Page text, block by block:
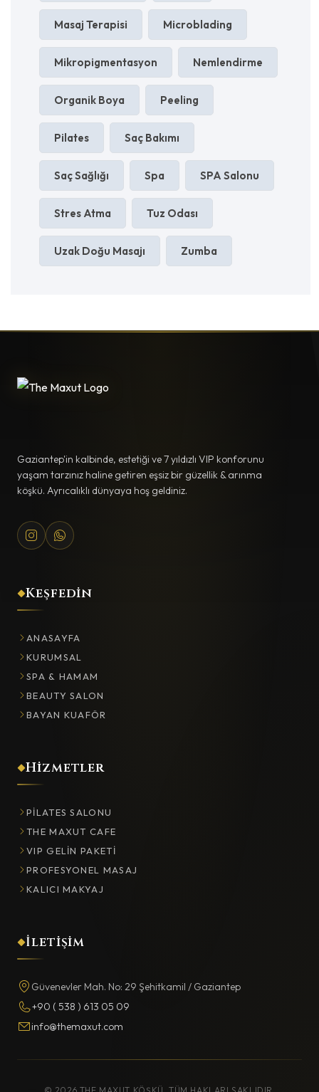
Masaj Terapisi Microblading
Mikropigmentasyon Nemlendirme
Organik Boya Peeling
Pilates Saç Bakımı
Saç Sağlığı Spa SPA Salonu
Stres Atma Tuz Odası
Uzak Doğu Masajı Zumba
Gaziantep'in kalbinde, estetiği ve 7 yıldızlı VIP konforunu
yaşam tarzınız haline getiren eşsiz bir güzellik & arınma
köşkü. Ayrıcalıklı dünyaya hoş geldiniz.
Keşfedin
ANASAYFA
KURUMSAL
SPA & HAMAM
BEAUTY SALON
BAYAN KUAFÖR
Hizmetler
PILATES SALONU
THE MAXUT CAFE
VIP GELIN PAKETI
PROFESYONEL MASAJ
KALICI MAKYAJ
İletişim
Güvenevler Mah. No: 29 Şehitkamil / Gaziantep
+90 ( 538 ) 613 05 09
info@themaxut.com